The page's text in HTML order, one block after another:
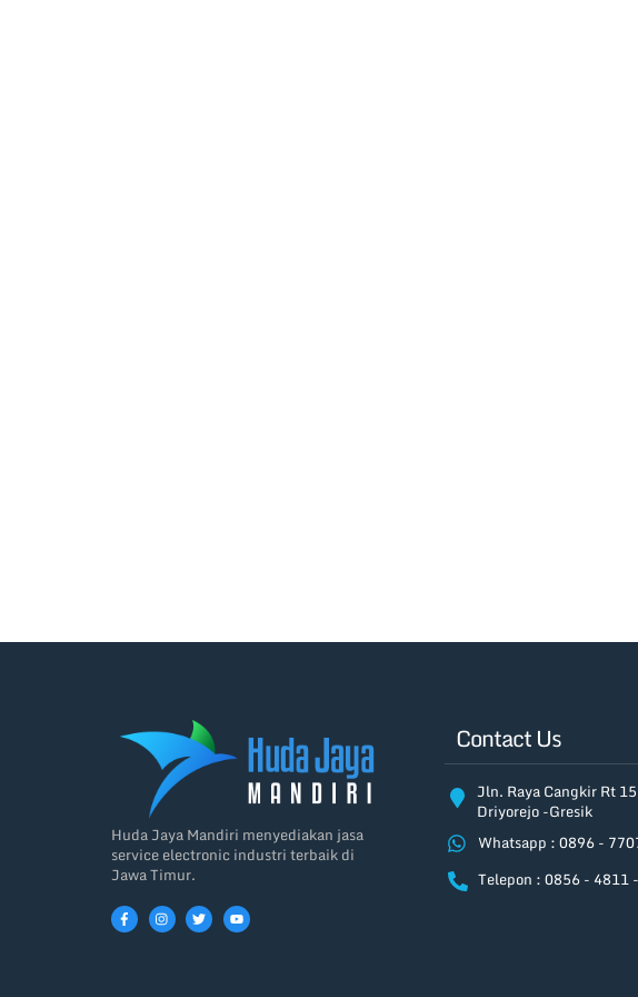
Huda Jaya Mandiri menyediakan jasa
service electronic industri terbaik di
Jawa Timur.
Contact Us
Jln. Raya Cangkir Rt 15
Driyorejo -Gresik
Whatsapp : 0896 -
Telepon : 0856 - 4811